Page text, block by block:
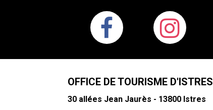
OFFICE DE TOURISME D'ISTRES
30 allées Jean Jaurès - 13800 Istres